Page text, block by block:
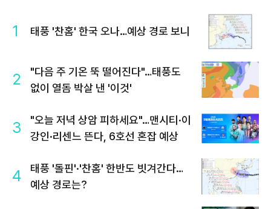
1 태풍 '찬홈' 한국 오나…예상 경로 보니
2
"다음 주 기온 뚝 떨어진다"…태풍도
없이 열돔 박살 낸 '이것'
3
"오늘 저녁 상암 피하세요"…맨시티·이
강인·리센느 뜬다, 6호선 혼잡 예상
4
태풍 '돌핀'·'찬홈' 한반도 빗겨간다…
예상 경로는?